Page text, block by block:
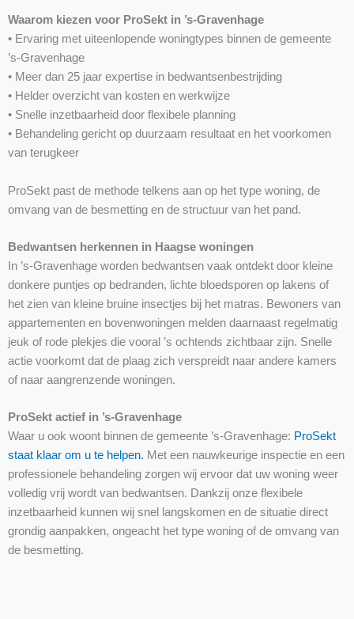
Waarom kiezen voor ProSekt in ’s-Gravenhage
• Ervaring met uiteenlopende woningtypes binnen de gemeente
’s-Gravenhage
• Meer dan 25 jaar expertise in bedwantsenbestrijding
• Helder overzicht van kosten en werkwijze
• Snelle inzetbaarheid door flexibele planning
• Behandeling gericht op duurzaam resultaat en het voorkomen
van terugkeer
ProSekt past de methode telkens aan op het type woning, de
omvang van de besmetting en de structuur van het pand.
Bedwantsen herkennen in Haagse woningen
In ’s-Gravenhage worden bedwantsen vaak ontdekt door kleine
donkere puntjes op bedranden, lichte bloedsporen op lakens of
het zien van kleine bruine insectjes bij het matras. Bewoners van
appartementen en bovenwoningen melden daarnaast regelmatig
jeuk of rode plekjes die vooral ’s ochtends zichtbaar zijn. Snelle
actie voorkomt dat de plaag zich verspreidt naar andere kamers
of naar aangrenzende woningen.
ProSekt actief in ’s-Gravenhage
Waar u ook woont binnen de gemeente ’s-Gravenhage: ProSekt
staat klaar om u te helpen. Met een nauwkeurige inspectie en een
professionele behandeling zorgen wij ervoor dat uw woning weer
volledig vrij wordt van bedwantsen. Dankzij onze flexibele
inzetbaarheid kunnen wij snel langskomen en de situatie direct
grondig aanpakken, ongeacht het type woning of de omvang van
de besmetting.